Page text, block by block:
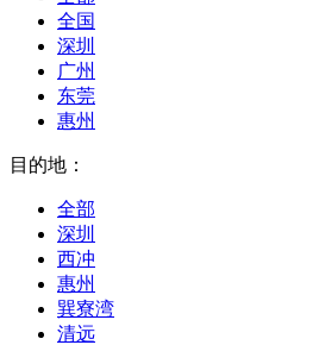
全国
深圳
广州
东莞
惠州
目的地：
全部
深圳
西冲
惠州
巽寮湾
清远